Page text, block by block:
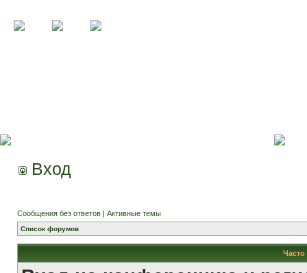
Вход
Сообщения без ответов | Активные темы
Список форумов